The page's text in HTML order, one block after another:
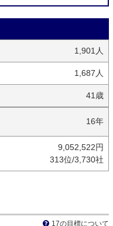
1,901人
1,687人
41歳
16年
9,052,522円
313位/3,730社
17の目標について